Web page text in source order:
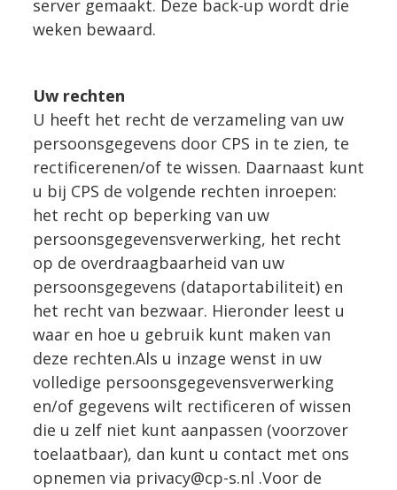
server gemaakt. Deze back-up wordt drie
weken bewaard.
Uw rechten
U heeft het recht de verzameling van uw
persoonsgegevens door CPS in te zien, te
rectificerenen/of te wissen. Daarnaast kunt
u bij CPS de volgende rechten inroepen:
het recht op beperking van uw
persoonsgegevensverwerking, het recht
op de overdraagbaarheid van uw
persoonsgegevens (dataportabiliteit) en
het recht van bezwaar. Hieronder leest u
waar en hoe u gebruik kunt maken van
deze rechten.Als u inzage wenst in uw
volledige persoonsgegevensverwerking
en/of gegevens wilt rectificeren of wissen
die u zelf niet kunt aanpassen (voorzover
toelaatbaar), dan kunt u contact met ons
opnemen via privacy@cp-s.nl .Voor de